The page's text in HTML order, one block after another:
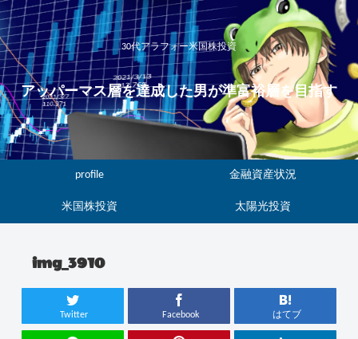
30代アラフォー米国株投資
アッパーマス層を達成した男が準富裕層を目指す
profile 金融資産状況
米国株投資 太陽光投資
img_3910
Twitter Facebook はてブ